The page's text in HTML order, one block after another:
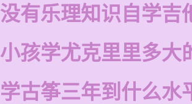
没有乐理知识自学吉
小孩学尤克里里多大
学古筝三年到什么水